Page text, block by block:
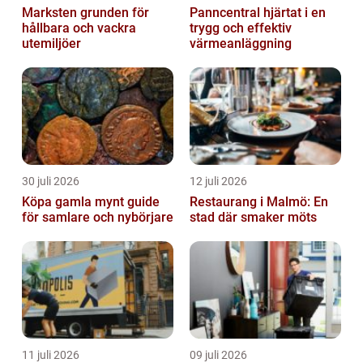
Marksten grunden för
hållbara och vackra
utemiljöer
Panncentral hjärtat i en
trygg och effektiv
värmeanläggning
30 juli 2026
Köpa gamla mynt guide
för samlare och nybörjare
12 juli 2026
Restaurang i Malmö: En
stad där smaker möts
11 juli 2026 09 juli 2026